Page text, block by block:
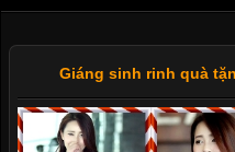
Giáng sinh rinh quà